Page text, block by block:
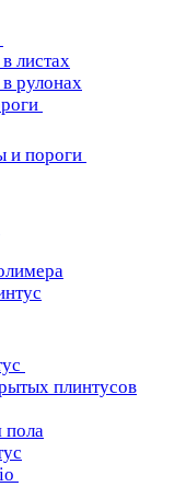
листах
рулонах
и пороги
плинтусов
пола